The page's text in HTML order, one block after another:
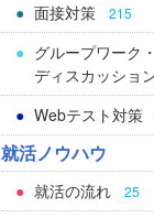
面接対策 215
グループワーク・
ディスカッショ
Webテスト対策
就活ノウハウ
就活の流れ 25